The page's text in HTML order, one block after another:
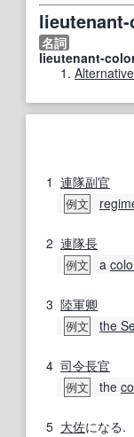
名詞
lieutenant-
Alternative
1 連隊副官
例文
2 連隊長
例文 a
3 陸軍卿
例文 the
4 司令長官
例文 the
5 大佐になる.